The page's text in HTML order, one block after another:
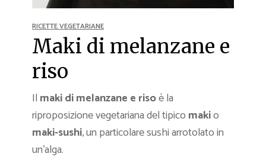
RICETTE VEGETARIANE
Maki di melanzane e
riso
Il maki di melanzane e risoè la
riproposizione vegetariana del tipico makio
maki-sushi, un particolare sushi arrotolato in
un’alga.